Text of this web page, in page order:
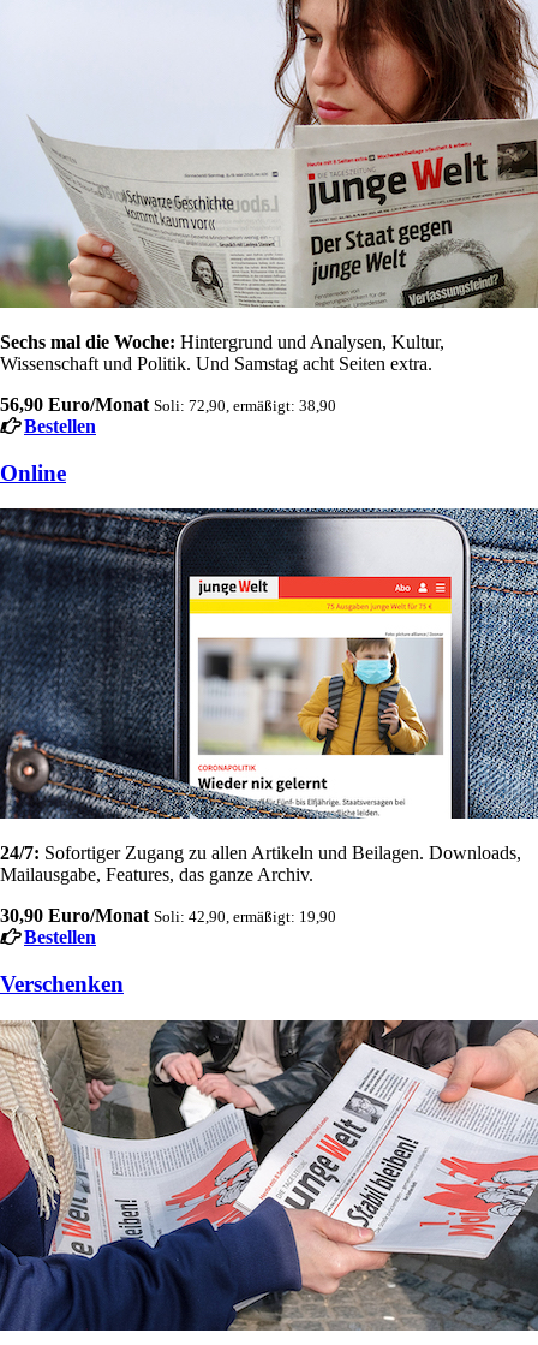
Sechs mal die Woche: Hintergrund und Analysen, Kultur,
Wissenschaft und Politik. Und Samstag acht Seiten extra.
56,90 Euro/Monat Soli: 72,90, ermäßigt: 38,90
Bestellen
Online
24/7: Sofortiger Zugang zu allen Artikeln und Beilagen. Downloads,
Mailausgabe, Features, das ganze Archiv.
30,90 Euro/Monat Soli: 42,90, ermäßigt: 19,90
Bestellen
Verschenken